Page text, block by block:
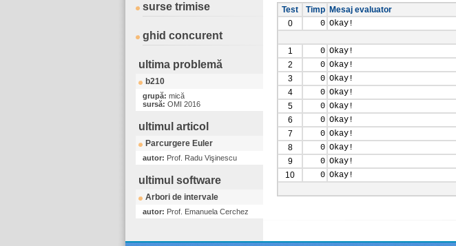
surse trimise
ghid concurent
ultima problemă
b210
grupă: mică
sursă: OMI 2016
ultimul articol
Parcurgere Euler
autor: Prof. Radu Vişinescu
ultimul software
Arbori de intervale
autor: Prof. Emanuela Cerchez
Test Timp Mesaj evaluator
0
0 Okay!
1
0 Okay!
2
0 Okay!
3
0 Okay!
4
0 Okay!
5
0 Okay!
6
0 Okay!
7
0 Okay!
8
0 Okay!
9
0 Okay!
10
0 Okay!